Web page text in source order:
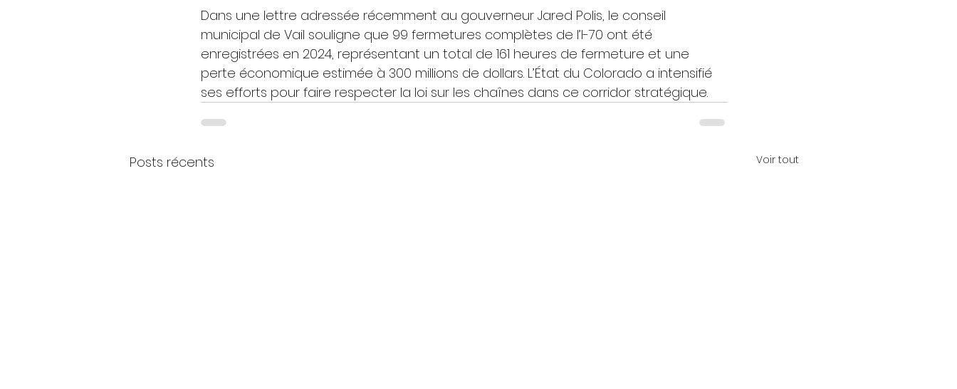
Dans une lettre adressée récemment au gouverneur Jared Polis, le conseil
municipal de Vail souligne que 99 fermetures complètes de l’I-70 ont été
enregistrées en 2024, représentant un total de 161 heures de fermeture et une
perte économique estimée à 300 millions de dollars. L’État du Colorado a intensifié
ses efforts pour faire respecter la loi sur les chaînes dans ce corridor stratégique.
Posts récents Voir tout